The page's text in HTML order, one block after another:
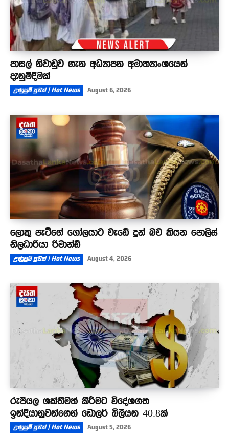
පාසල් නිවාඩුව ගැන අධ්‍යාපන අමාත්‍යාංශයෙන්
දැනුම්දීමක්
උණුසුම් පුවත් | Hot News August 6, 2026
ලොකු පැටීගේ ගෝලයාට වැඩේ දුන් බව කියන පොලිස්
නිලධාරියා රිමාන්ඩ්
උණුසුම් පුවත් | Hot News August 4, 2026
රුපියල ශක්තිමත් කිරීමට විදේශගත
ඉන්දියානුවන්ගෙන් ඩොලර් බිලියන 40.8ක්
උණුසුම් පුවත් | Hot News August 5, 2026